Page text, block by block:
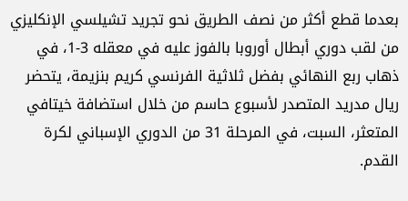
بعدما قطع أكثر من نصف الطريق نحو تجريد تشيلسي الإنكليزي
من لقب دوري أبطال أوروبا بالفوز عليه في معقله 3-1، في
ذهاب ربع النهائي بفضل ثلاثية الفرنسي كريم بنزيمة، يتحضر
ريال مدريد المتصدر لأسبوع حاسم من خلال استضافة خيتافي
المتعثر، السبت، في المرحلة 31 من الدوري الإسباني لكرة
القدم.